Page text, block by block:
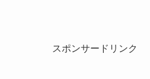
スポンサードリンク